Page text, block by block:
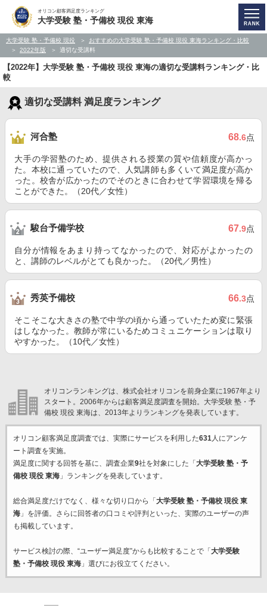
オリコン顧客満足度ランキング
大学受験 塾・予備校 現役 東海
大学受験 塾・予備校 現役
おすすめの大学受験 塾・予備校 現役 東海ランキング・比較
2022年版
適切な受講料
【2022年】大学受験 塾・予備校 現役 東海の適切な受講料ランキング・比
較
適切な受講料 満足度ランキング
河合塾 68.6点
大手の学習塾のため、提供される授業の質や信頼度が高かっ
た。本校に通っていたので、人気講師も多くいて満足度が高か
った。校舎が広かったのでそのときに合わせて学習環境を帰る
ことができた。（20代／女性）
駿台予備学校 67.9点
自分が情報をあまり持ってなかったので、対応がよかったの
と、講師のレベルがとても良かった。（20代／男性）
秀英予備校 66.3点
そこそこな大きさの塾で中学の頃から通っていたため変に緊張
はしなかった。教師が常にいるためコミュニケーションは取り
やすかった。（10代／女性）
オリコンランキングは、株式会社オリコンを前身企業に1967年より
スタート。2006年からは顧客満足度調査を開始。大学受験 塾・予
備校 現役 東海は、2013年よりランキングを発表しています。
オリコン顧客満足度調査では、実際にサービスを利用した631人にアンケ
ート調査を実施。
満足度に関する回答を基に、調査企業9社を対象にした「 大学受験 塾・予
備校 現役 東海」ランキングを発表しています。
総合満足度だけでなく、様々な切り口から「 大学受験 塾・予備校 現役 東
海」を評価。さらに回答者の口コミや評判といった、実際のユーザーの声
も掲載しています。
サービス検討の際、“ユーザー満足度”からも比較することで「 大学受験
塾・予備校 現役 東海」選びにお役立てください。